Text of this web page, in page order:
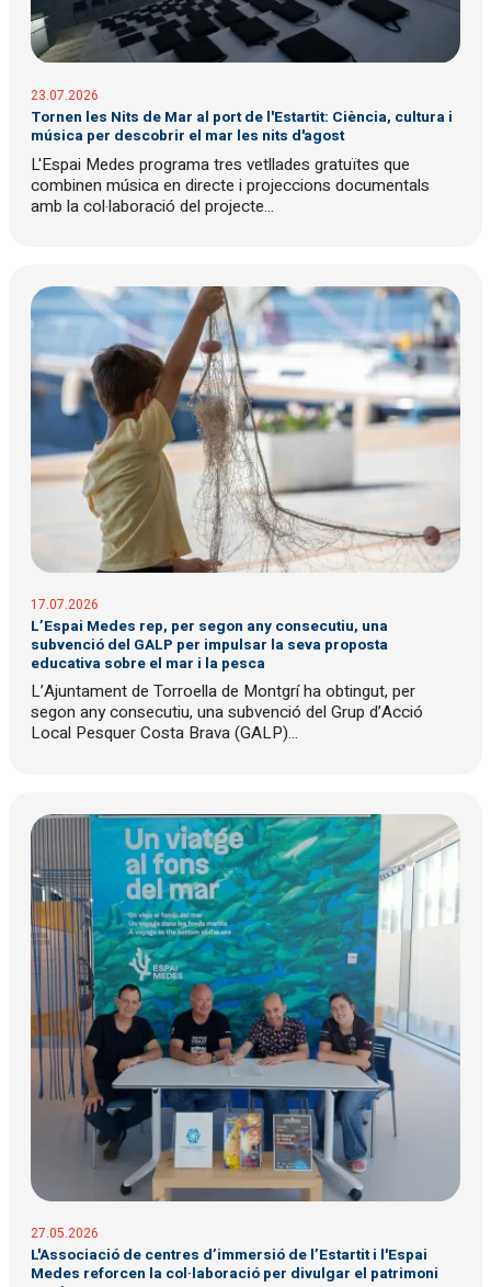
23.07.2026
Tornen les Nits de Mar al port de l'Estartit: Ciència, cultura i
música per descobrir el mar les nits d'agost
L'Espai Medes programa tres vetllades gratuïtes que
combinen música en directe i projeccions documentals
amb la col·laboració del projecte...
17.07.2026
L’Espai Medes rep, per segon any consecutiu, una
subvenció del GALP per impulsar la seva proposta
educativa sobre el mar i la pesca
L’Ajuntament de Torroella de Montgrí ha obtingut, per
segon any consecutiu, una subvenció del Grup d’Acció
Local Pesquer Costa Brava (GALP)...
27.05.2026
L'Associació de centres d’immersió de l’Estartit i l'Espai
Medes reforcen la col·laboració per divulgar el patrimoni